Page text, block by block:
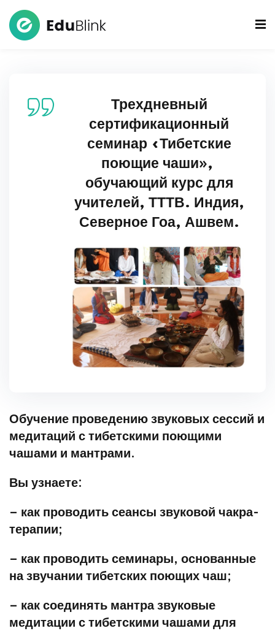
Tibetan
Трехдневный
сертификационный
семинар «Тибетские
поющие чаши»,
обучающий курс для
учителей, ТТТВ. Индия,
Северное Гоа, Ашвем.
Обучение проведению звуковых сессий и
медитаций с тибетскими поющими
чашами и мантрами.
Вы узнаете:
– как проводить сеансы звуковой чакра-
терапии;
– как проводить семинары, основанные
на звучании тибетских поющих чаш;
– как соединять мантра звуковые
медитации с тибетскими чашами для